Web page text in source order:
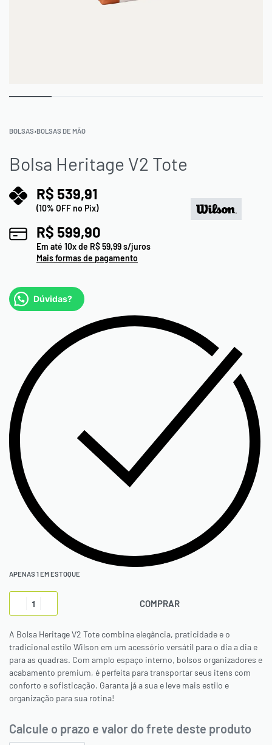
BOLSAS›BOLSAS DE MÃO
Bolsa Heritage V2 Tote
R$ 539,91
(10% OFF no Pix)
R$ 599,90
Em até 10x de R$59,99s/juros
Mais formas de pagamento
Dúvidas?
APENAS 1 EM ESTOQUE
COMPRAR
A Bolsa Heritage V2 Tote combina elegância, praticidade e o
tradicional estilo Wilson em um acessório versátil para o dia a dia e
para as quadras. Com amplo espaço interno, bolsos organizadores e
acabamento premium, é perfeita para transportar seus itens com
conforto e sofisticação. Garanta já a sua e leve mais estilo e
organização para sua rotina!
Calcule o prazo e valor do frete deste produto